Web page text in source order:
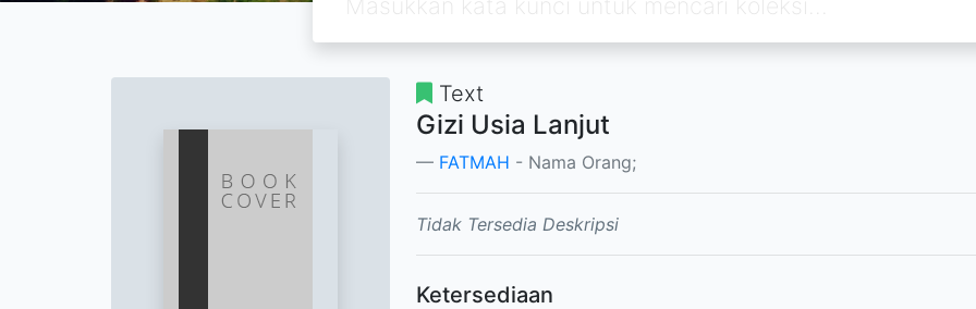
Text
Gizi Usia Lanjut
FATMAH - Nama Orang;
Tidak Tersedia Deskripsi
Ketersediaan